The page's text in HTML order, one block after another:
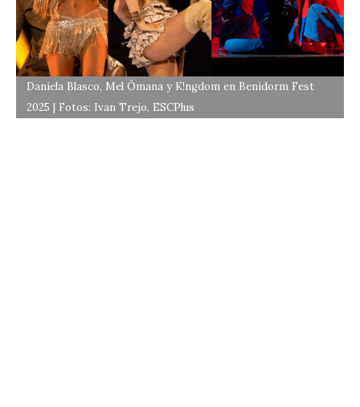
Daniela Blasco, Mel Ömana y K!ngdom en Benidorm Fest
2025 | Fotos: Ivan Trejo, ESCPlus